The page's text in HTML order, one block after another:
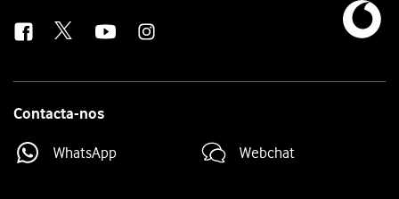
Prima
OK.
Prima
a tecla de início para terminar e voltar ao ecrã inicial.
Contacta-nos
WhatsApp Webchat